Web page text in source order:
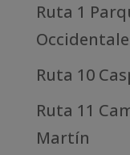
Ruta 1
Ruta 10
Ruta 11
Martín